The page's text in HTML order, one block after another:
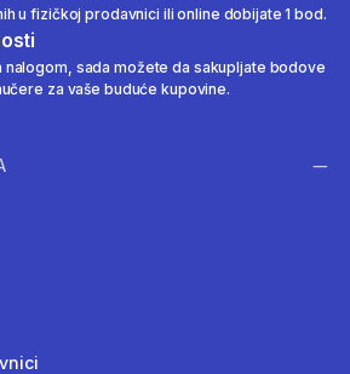
u fizičkoj prodavnici ili online dobijate 1 bod.
nalogom, sada možete da sakupljate bodove
za vaše buduće kupovine.